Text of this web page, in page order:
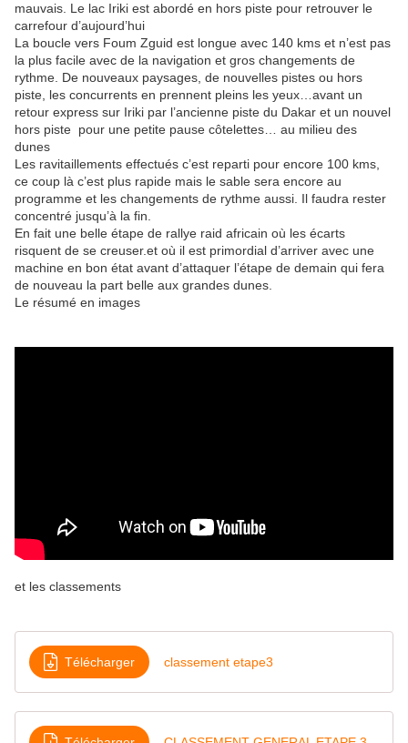
mauvais. Le lac Iriki est abordé en hors piste pour retrouver le
carrefour d’aujourd’hui
La boucle vers Foum Zguid est longue avec 140 kms et n’est pas
la plus facile avec de la navigation et gros changements de
rythme. De nouveaux paysages, de nouvelles pistes ou hors
piste, les concurrents en prennent pleins les yeux…avant un
retour express sur Iriki par l’ancienne piste du Dakar et un nouvel
hors piste pour une petite pause côtelettes… au milieu des
dunes
Les ravitaillements effectués c’est reparti pour encore 100 kms,
ce coup là c’est plus rapide mais le sable sera encore au
programme et les changements de rythme aussi. Il faudra rester
concentré jusqu’à la fin.
En fait une belle étape de rallye raid africain où les écarts
risquent de se creuser.et où il est primordial d’arriver avec une
machine en bon état avant d’attaquer l’étape de demain qui fera
de nouveau la part belle aux grandes dunes.
Le résumé en images
et les classements
Télécharger classement etape3